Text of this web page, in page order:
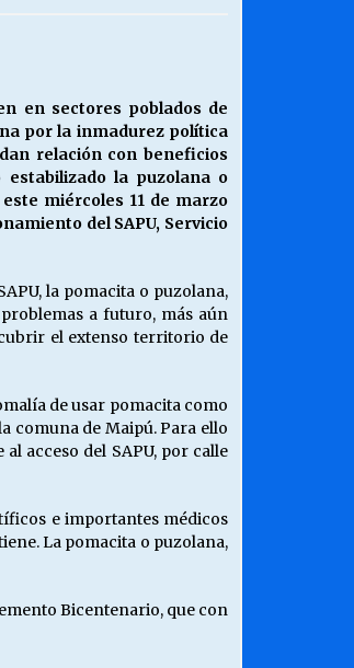
la Rerum Novarum a 135
“La cuestión social hoy”.
05/2026
en sectores poblados de
por la inmadurez política
relación con beneficios
la puzolana o
miércoles 11 de marzo
del SAPU, Servicio
la pomacita o puzolana,
a futuro, más aún
el extenso territorio de
de usar pomacita como
comuna de Maipú. Para ello
acceso del SAPU, por calle
e importantes médicos
La pomacita o puzolana,
Bicentenario, que con